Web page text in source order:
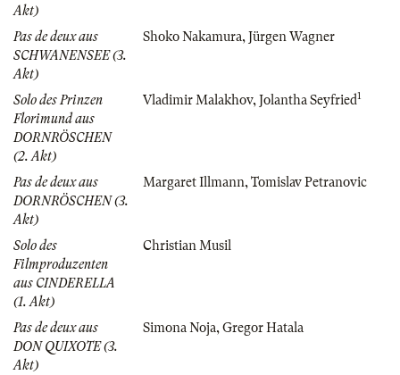
Akt)
Pas de deux aus
SCHWANENSEE (3.
Akt)
Shoko Nakamura, Jürgen Wagner
Solo des Prinzen
Florimund aus
DORNRÖSCHEN
(2. Akt)
Vladimir Malakhov, Jolantha Seyfried1
Pas de deux aus
DORNRÖSCHEN (3.
Akt)
Margaret Illmann, Tomislav Petranovic
Solo des
Filmproduzenten
aus CINDERELLA
(1. Akt)
Christian Musil
Pas de deux aus
DON QUIXOTE (3.
Akt)
Simona Noja, Gregor Hatala